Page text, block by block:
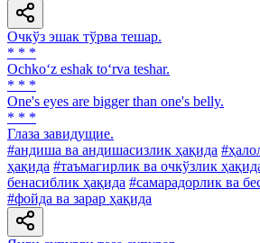
Очкўз эшак тўрва тешар.
* * *
Ochko‘z eshak to‘rva teshar.
* * *
One's eyes are bigger than one's belly.
* * *
Глаза завидущие.
#андиша ва андишасизлик ҳақида
ҳақида #таъмагирлик ва очкўзлик
бенасиблик ҳақида #самарадорлик ва
#фойда ва зарар ҳақида